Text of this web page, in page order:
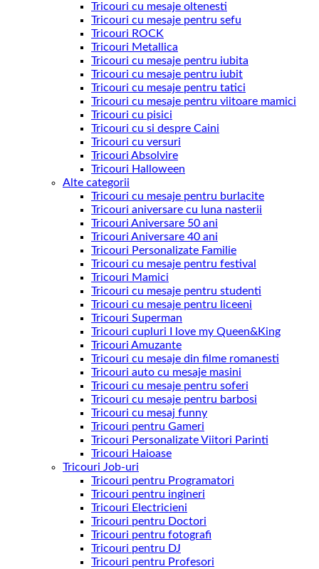
Tricouri cu mesaje oltenesti
Tricouri cu mesaje pentru sefu
Tricouri ROCK
Tricouri Metallica
Tricouri cu mesaje pentru iubita
Tricouri cu mesaje pentru iubit
Tricouri cu mesaje pentru tatici
Tricouri cu mesaje pentru viitoare mamici
Tricouri cu pisici
Tricouri cu si despre Caini
Tricouri cu versuri
Tricouri Absolvire
Tricouri Halloween
Alte categorii
Tricouri cu mesaje pentru burlacite
Tricouri aniversare cu luna nasterii
Tricouri Aniversare 50 ani
Tricouri Aniversare 40 ani
Tricouri Personalizate Familie
Tricouri cu mesaje pentru festival
Tricouri Mamici
Tricouri cu mesaje pentru studenti
Tricouri cu mesaje pentru liceeni
Tricouri Superman
Tricouri cupluri I love my Queen&King
Tricouri Amuzante
Tricouri cu mesaje din filme romanesti
Tricouri auto cu mesaje masini
Tricouri cu mesaje pentru soferi
Tricouri cu mesaje pentru barbosi
Tricouri cu mesaj funny
Tricouri pentru Gameri
Tricouri Personalizate Viitori Parinti
Tricouri Haioase
Tricouri Job-uri
Tricouri pentru Programatori
Tricouri pentru ingineri
Tricouri Electricieni
Tricouri pentru Doctori
Tricouri pentru fotografi
Tricouri pentru DJ
Tricouri pentru Profesori